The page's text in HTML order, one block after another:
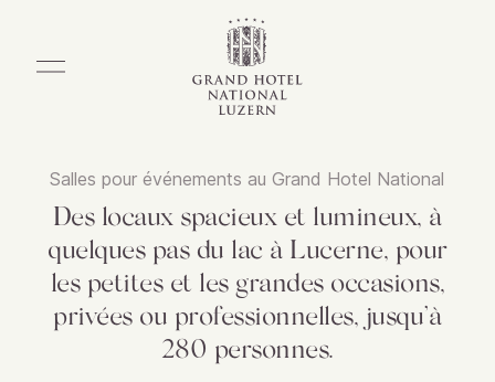
Salles pour événements au Grand Hotel National
Des locaux spacieux et lumineux, à
quelques pas du lac à Lucerne, pour
les petites et les grandes occasions,
privées ou professionnelles, jusqu’à
280 personnes.